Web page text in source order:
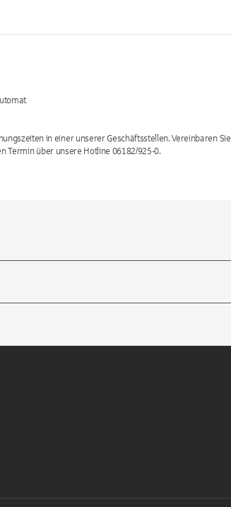
in einer unserer Geschäftsstellen. Vereinbaren Sie
Termin über unsere Hotline 06182/925-0.
LinkedIn